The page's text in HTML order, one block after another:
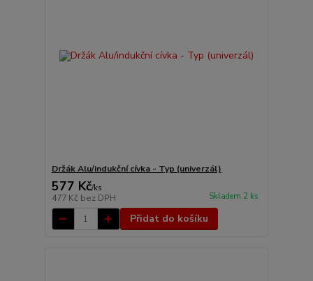
Držák Alu/indukční cívka - Typ (univerzál)
577 Kč/ks
477 Kč bez DPH Skladem 2 ks
Přidat do košíku